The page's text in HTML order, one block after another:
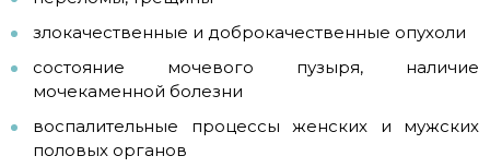
злокачественные и доброкачественные опухоли
состояние мочевого пузыря, наличие
мочекаменной болезни
воспалительные процессы женских и мужских
половых органов